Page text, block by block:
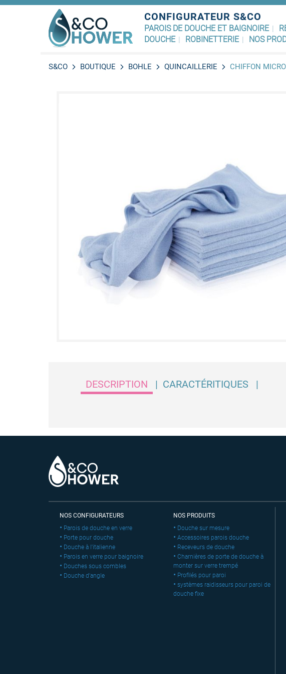
CONFIGURATEUR S&CO
PAROIS DE DOUCHE ET BAIGNOIRE
DOUCHE
ROBINETTERIE NOS
S&CO BOUTIQUE BOHLE QUINCAILLERIE CHIFFON
DESCRIPTION | CARACTÉRITIQUES |
NOS CONFIGURATEURS
Parois de douche en verre
Porte pour douche
Douche à l'italienne
Parois en verre pour baignoire
Douches sous combles
Douche d'angle
NOS PRODUITS
Douche sur mesure
Accessoires parois douche
Receveurs de douche
Charnières de porte de douche à
monter sur verre trempé
Profilés pour paroi
systèmes raidisseurs pour paroi de
douche fixe